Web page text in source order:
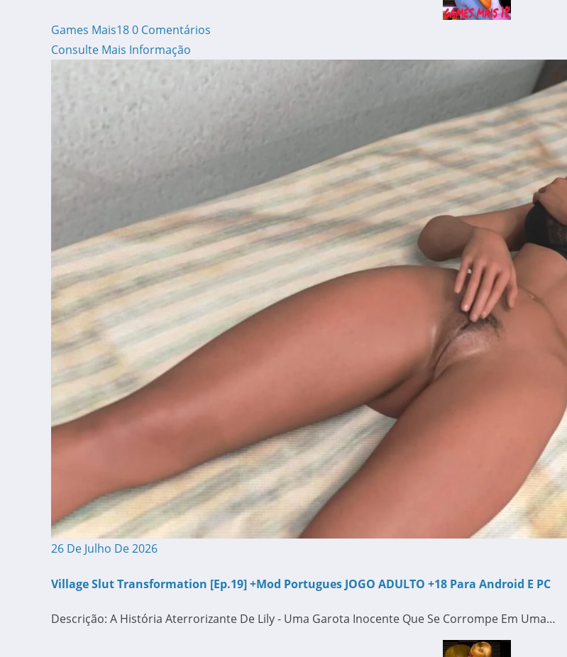
Games Mais180 Comentários
Consulte Mais Informação
26 De Julho De 2026
Village Slut Transformation [Ep.19] +Mod Portugues JOGO ADULTO +18 Para Android E PC
Descrição: A História Aterrorizante De Lily - Uma Garota Inocente Que Se Corrompe Em Uma…